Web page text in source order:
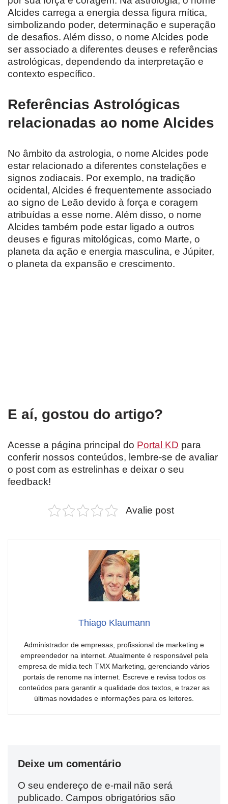
Alcides carrega a energia dessa figura mítica,
simbolizando poder, determinação e superação
de desafios. Além disso, o nome Alcides pode
ser associado a diferentes deuses e referências
astrológicas, dependendo da interpretação e
contexto específico.
Referências Astrológicas
relacionadas ao nome Alcides
No âmbito da astrologia, o nome Alcides pode
estar relacionado a diferentes constelações e
signos zodiacais. Por exemplo, na tradição
ocidental, Alcides é frequentemente associado
ao signo de Leão devido à força e coragem
atribuídas a esse nome. Além disso, o nome
Alcides também pode estar ligado a outros
deuses e figuras mitológicas, como Marte, o
planeta da ação e energia masculina, e Júpiter,
o planeta da expansão e crescimento.
E aí, gostou do artigo?
Acesse a página principal do Portal KD para
conferir nossos conteúdos, lembre-se de avaliar
o post com as estrelinhas e deixar o seu
feedback!
Avalie post
Thiago Klaumann
Administrador de empresas, profissional de marketing e
empreendedor na internet. Atualmente é responsável pela
empresa de mídia tech TMX Marketing, gerenciando vários
portais de renome na internet. Escreve e revisa todos os
conteúdos para garantir a qualidade dos textos, e trazer as
últimas novidades e informações para os leitores.
Deixe um comentário
O seu endereço de e-mail não será
publicado. Campos obrigatórios são